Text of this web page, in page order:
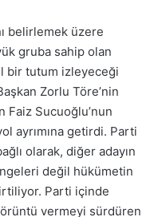
belirlemek üzere
gruba sahip olan
bir tutum izleyeceği
Zorlu Töre’nin
Sucuoğlu’nun
ayrımına getirdi. Parti
olarak, diğer adayın
değil hükümetin
Parti içinde
vermeyi sürdüren